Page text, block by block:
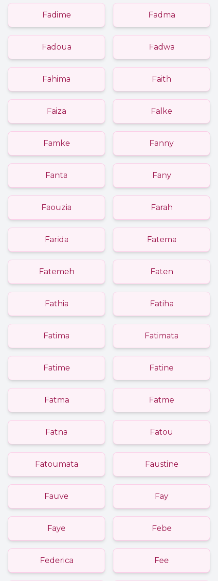
Fadime Fadma
Fadoua Fadwa
Fahima Faith
Faiza Falke
Famke Fanny
Fanta Fany
Faouzia Farah
Farida Fatema
Fatemeh Faten
Fathia Fatiha
Fatima Fatimata
Fatime Fatine
Fatma Fatme
Fatna Fatou
Fatoumata Faustine
Fauve Fay
Faye Febe
Federica Fee